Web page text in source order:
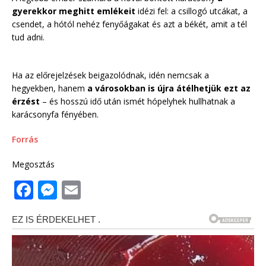
gyerekkor meghitt emlékeit idézi fel: a csillogó utcákat, a
csendet, a hótól nehéz fenyőágakat és azt a békét, amit a tél
tud adni.
Ha az előrejelzések beigazolódnak, idén nemcsak a
hegyekben, hanem a városokban is újra átélhetjük ezt az
érzést – és hosszú idő után ismét hópelyhek hullhatnak a
karácsonyfa fényében.
Forrás
Megosztás
F
a
c
e
M
ss
e
ai
l